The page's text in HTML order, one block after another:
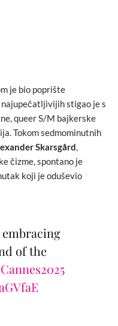
je bio poprište
stigao je s
queer S/M bajkerske
Tokom sedmominutnih
Skarsgård,
čizme, spontano je
koji je oduševio
of the